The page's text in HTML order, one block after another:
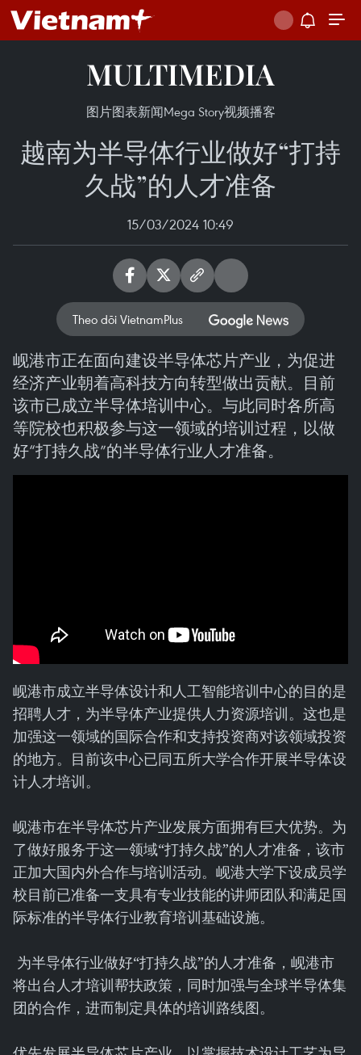
MULTIMEDIA
图片图表新闻Mega Story视频播客
越南为半导体行业做好“打持
久战”的人才准备
15/03/2024 10:49
Theo dõi VietnamPlus
岘港市正在面向建设半导体芯片产业，为促进
经济产业朝着高科技方向转型做出贡献。目前
该市已成立半导体培训中心。与此同时各所高
等院校也积极参与这一领域的培训过程，以做
好“打持久战”的半导体行业人才准备。
岘港市成立半导体设计和人工智能培训中心的目的是
招聘人才，为半导体产业提供人力资源培训。这也是
加强这一领域的国际合作和支持投资商对该领域投资
的地方。目前该中心已同五所大学合作开展半导体设
计人才培训。
岘港市在半导体芯片产业发展方面拥有巨大优势。为
了做好服务于这一领域“打持久战”的人才准备，该市
正加大国内外合作与培训活动。岘港大学下设成员学
校目前已准备一支具有专业技能的讲师团队和满足国
际标准的半导体行业教育培训基础设施。
为半导体行业做好“打持久战”的人才准备，岘港市
将出台人才培训帮扶政策，同时加强与全球半导体集
团的合作，进而制定具体的培训路线图。